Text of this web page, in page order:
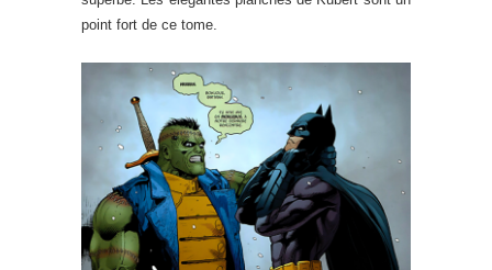
point fort de ce tome.